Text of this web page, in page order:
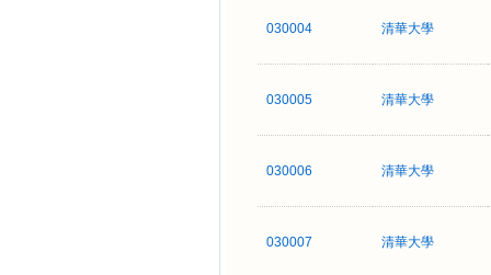
030004 清華大學
030005 清華大學
030006 清華大學
030007 清華大學